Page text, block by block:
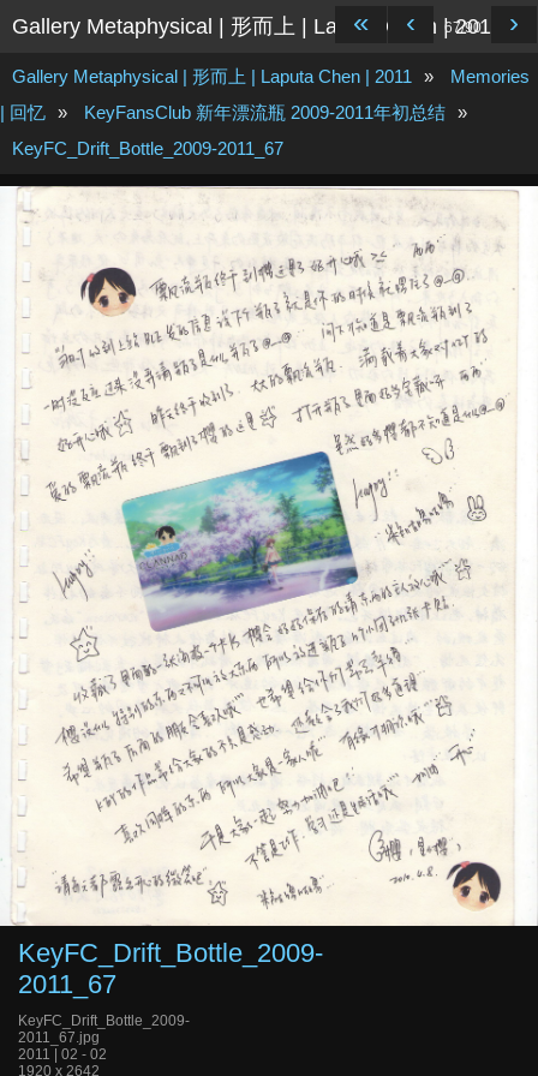
Gallery Metaphysical | 形而上 | Laputa Chen | 2011
Gallery Metaphysical | 形而上 | Laputa Chen | 2011 »
Memories
| 回忆 » KeyFansClub 新年漂流瓶 2009-2011年初总结 »
KeyFC_Drift_Bottle_2009-2011_67
« ‹ 67/90 ›
KeyFC_Drift_Bottle_2009-
2011_67
KeyFC_Drift_Bottle_2009-
2011_67.jpg
2011 | 02 - 02
1920 x 2642